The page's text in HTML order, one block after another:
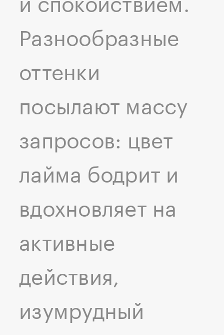
и спокойствием.
Разнообразные
оттенки
посылают массу
запросов: цвет
лайма бодрит и
вдохновляет на
активные
действия,
изумрудный